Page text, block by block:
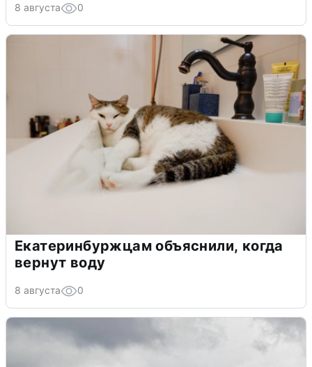
8 августа 0
Екатеринбуржцам объяснили, когда
вернут воду
8 августа 0